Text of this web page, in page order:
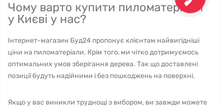
Чому варто купити пиломатеріали
у Києві у нас?
Інтернет-магазин Буд24 пропонує клієнтам найвигідніші
ціни на пиломатеріали. Крім того, ми чітко дотримуємось
оптимальних умов зберігання дерева. Так що доставлені
позиції будуть надійними і без пошкоджень на поверхні.
Якщо у вас виникли труднощі з вибором, ви завжди можете